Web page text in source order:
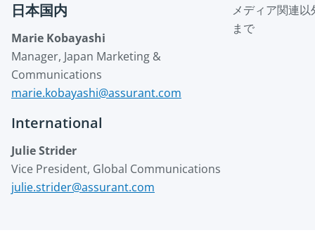
日本国内
Marie Kobayashi
Manager, Japan Marketing &
Communications
marie.kobayashi@assurant.com
International
Julie Strider
Vice President, Global Communications
julie.strider@assurant.com
メディア関連
まで